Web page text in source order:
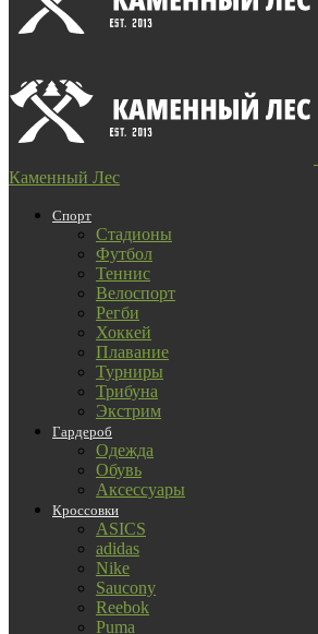
Каменный Лес
Спорт
Стадионы
Футбол
Теннис
Велоспорт
Регби
Хоккей
Плавание
Турниры
Трибуна
Экстрим
Гардероб
Одежда
Обувь
Аксессуары
Кроссовки
ASICS
adidas
Nike
Saucony
Reebok
Puma